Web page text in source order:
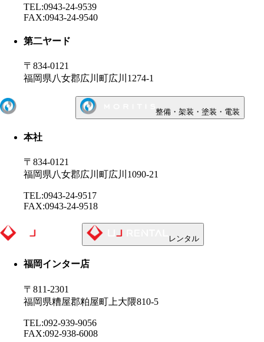
TEL:0943-24-9539
FAX:0943-24-9540
第二ヤード
〒834-0121
福岡県八女郡広川町広川1274-1
整備・架装・塗装・電装
本社
〒834-0121
福岡県八女郡広川町広川1090-21
TEL:0943-24-9517
FAX:0943-24-9518
レンタル
福岡インター店
〒811-2301
福岡県糟屋郡粕屋町上大隈810-5
TEL:092-939-9056
FAX:092-938-6008